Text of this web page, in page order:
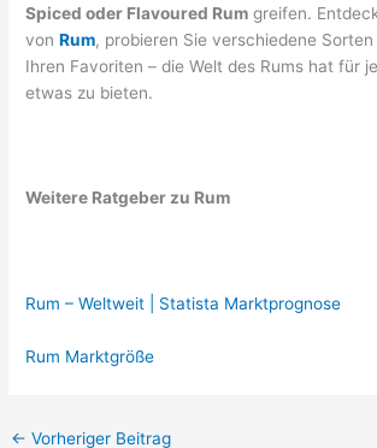
Spiced oder Flavoured Rum greifen.
vonRum, probieren Sie verschiedene
Ihren Favoriten – die Welt des Rums hat für
etwas zu bieten.
Weitere Ratgeber zu Rum
Rum – Weltweit | Statista Marktprognose
Rum Marktgröße
← Vorheriger Beitrag